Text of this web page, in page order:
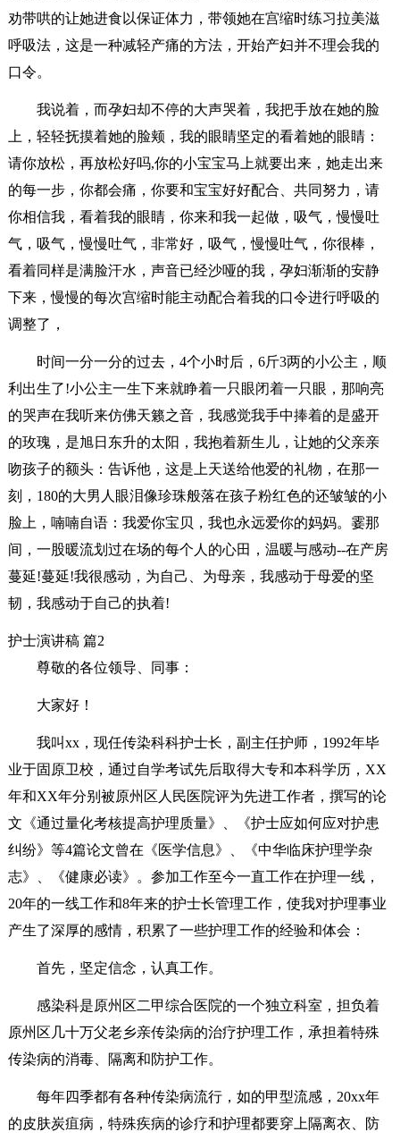
劝带哄的让她进食以保证体力，带领她在宫缩时练习拉美滋
呼吸法，这是一种减轻产痛的方法，开始产妇并不理会我的
口令。
我说着，而孕妇却不停的大声哭着，我把手放在她的脸
上，轻轻抚摸着她的脸颊，我的眼睛坚定的看着她的眼睛：
请你放松，再放松好吗,你的小宝宝马上就要出来，她走出来
的每一步，你都会痛，你要和宝宝好好配合、共同努力，请
你相信我，看着我的眼睛，你来和我一起做，吸气，慢慢吐
气，吸气，慢慢吐气，非常好，吸气，慢慢吐气，你很棒，
看着同样是满脸汗水，声音已经沙哑的我，孕妇渐渐的安静
下来，慢慢的每次宫缩时能主动配合着我的口令进行呼吸的
调整了，
时间一分一分的过去，4个小时后，6斤3两的小公主，顺
利出生了!小公主一生下来就睁着一只眼闭着一只眼，那响亮
的哭声在我听来仿佛天籁之音，我感觉我手中捧着的是盛开
的玫瑰，是旭日东升的太阳，我抱着新生儿，让她的父亲亲
吻孩子的额头：告诉他，这是上天送给他爱的礼物，在那一
刻，180的大男人眼泪像珍珠般落在孩子粉红色的还皱皱的小
脸上，喃喃自语：我爱你宝贝，我也永远爱你的妈妈。霎那
间，一股暖流划过在场的每个人的心田，温暖与感动--在产房
蔓延!蔓延!我很感动，为自己、为母亲，我感动于母爱的坚
韧，我感动于自己的执着!
护士演讲稿 篇2
尊敬的各位领导、同事：
大家好！
我叫xx，现任传染科科护士长，副主任护师，1992年毕
业于固原卫校，通过自学考试先后取得大专和本科学历，XX
年和XX年分别被原州区人民医院评为先进工作者，撰写的论
文《通过量化考核提高护理质量》、《护士应如何应对护患
纠纷》等4篇论文曾在《医学信息》、《中华临床护理学杂
志》、《健康必读》。参加工作至今一直工作在护理一线，
20年的一线工作和8年来的护士长管理工作，使我对护理事业
产生了深厚的感情，积累了一些护理工作的经验和体会：
首先，坚定信念，认真工作。
感染科是原州区二甲综合医院的一个独立科室，担负着
原州区几十万父老乡亲传染病的治疗护理工作，承担着特殊
传染病的消毒、隔离和防护工作。
每年四季都有各种传染病流行，如的甲型流感，20xx年
的皮肤炭疽病，特殊疾病的诊疗和护理都要穿上隔离衣、防